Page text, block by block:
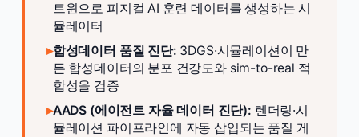
트윈으로 피지컬 AI 훈련 데이터를 생성하는 시
뮬레이터
▸합성데이터 품질 진단: 3DGS·시뮬레이션이 만
든 합성데이터의 분포 건강도와 sim-to-real 적
합성을 검증
▸AADS (에이전트 자율 데이터 진단): 렌더링·시
뮬레이션 파이프라인에 자동 삽입되는 품질 게